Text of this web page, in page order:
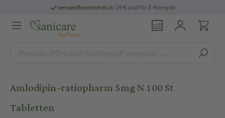
versandkostenfreiab 29 € und für E-Rezepte
Amlodipin-ratiopharm 5mg N 100 St
Tabletten